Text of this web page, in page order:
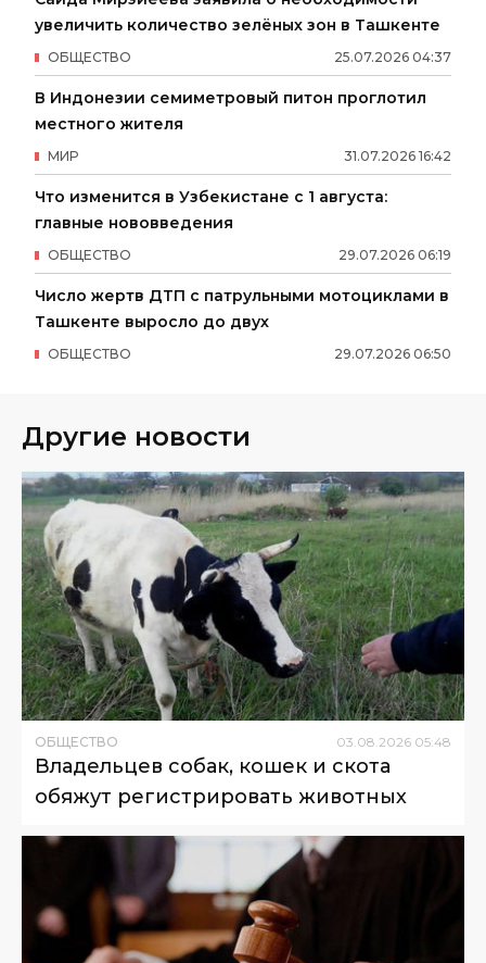
увеличить количество зелёных зон в Ташкенте
25.07.2026 04:37
ОБЩЕСТВО
В Индонезии семиметровый питон проглотил
местного жителя
31.07.2026 16:42
МИР
Что изменится в Узбекистане с 1 августа:
главные нововведения
29.07.2026 06:19
ОБЩЕСТВО
Число жертв ДТП с патрульными мотоциклами в
Ташкенте выросло до двух
29.07.2026 06:50
ОБЩЕСТВО
Другие новости
ОБЩЕСТВО 03.08.2026 05:48
Владельцев собак, кошек и скота
обяжут регистрировать животных